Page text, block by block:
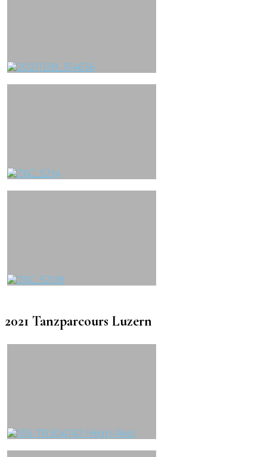
2021 Tanzparcours Luzern